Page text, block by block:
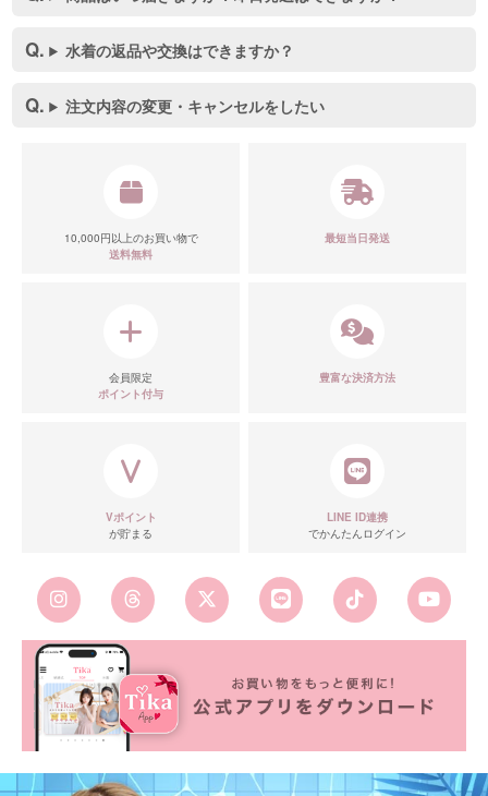
水着の返品や交換はできますか？
注文内容の変更・キャンセルをしたい
10,000円以上のお買い物で
送料無料
最短当日発送
会員限定
ポイント付与
豊富な決済方法
Vポイント
が貯まる
LINE ID連携
でかんたんログイン